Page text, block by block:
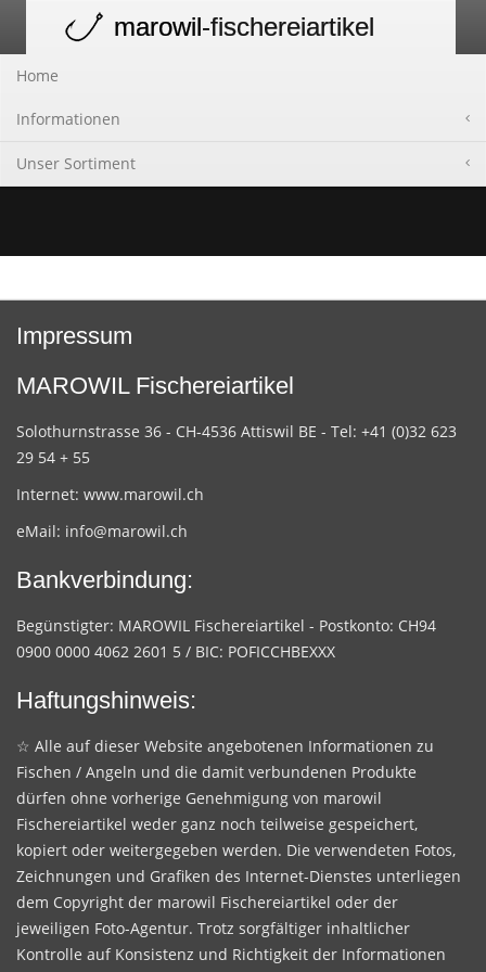
navigation
marowil-fischereiartikel
Home
Informationen
Unser Sortiment
Impressum
MAROWIL Fischereiartikel
Solothurnstrasse 36 - CH-4536 Attiswil BE - Tel: +41 (0)32 623
29 54 + 55
Internet: www.marowil.ch
eMail: info@marowil.ch
Bankverbindung:
Begünstigter: MAROWIL Fischereiartikel - Postkonto: CH94
0900 0000 4062 2601 5 / BIC: POFICCHBEXXX
Haftungshinweis:
☆ Alle auf dieser Website angebotenen Informationen zu
Fischen / Angeln und die damit verbundenen Produkte
dürfen ohne vorherige Genehmigung von marowil
Fischereiartikel weder ganz noch teilweise gespeichert,
kopiert oder weitergegeben werden. Die verwendeten Fotos,
Zeichnungen und Grafiken des Internet-Dienstes unterliegen
dem Copyright der marowil Fischereiartikel oder der
jeweiligen Foto-Agentur. Trotz sorgfältiger inhaltlicher
Kontrolle auf Konsistenz und Richtigkeit der Informationen